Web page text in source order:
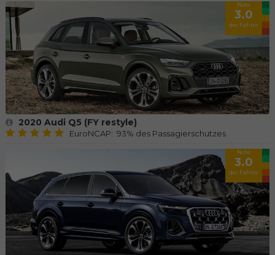
Note
3.0
der Fahrer
2020 Audi Q5 (FY restyle)
EuroNCAP: 93% des Passagierschutzes
Note
3.0
der Fahrer